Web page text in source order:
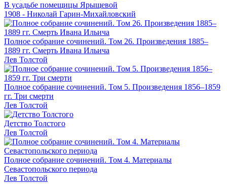
В усадьбе помещицы Ярыщевой
1908 - Николай Гарин-Михайловский
Полное собрание сочинений. Том 26. Произведения 1885–
1889 гг. Смерть Ивана Ильича
Лев Толстой
Полное собрание сочинений. Том 5. Произведения 1856–1859
гг. Три смерти
Лев Толстой
Детство Толстого
Лев Толстой
Полное собрание сочинений. Том 4. Материалы
Севастопольского периода
Лев Толстой